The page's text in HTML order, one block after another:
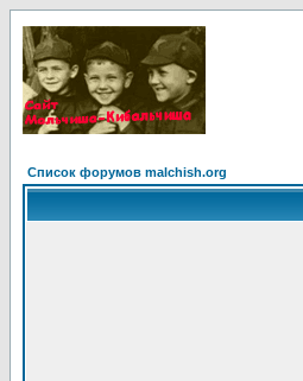
Список форумов malchish.org